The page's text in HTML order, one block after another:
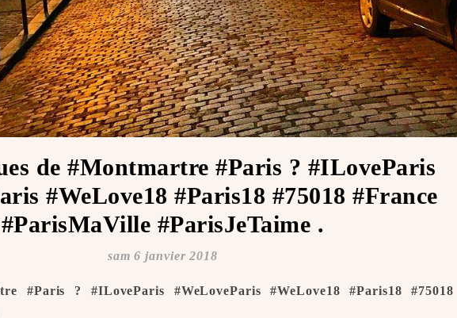
de #Montmartre #Paris ? #ILoveParis
#WeLove18 #Paris18 #75018 #France
#ParisMaVille #ParisJeTaime ️.
sam 6 janvier 2018
#Paris ? #ILoveParis #WeLoveParis #WeLove18 #Paris18 #75018